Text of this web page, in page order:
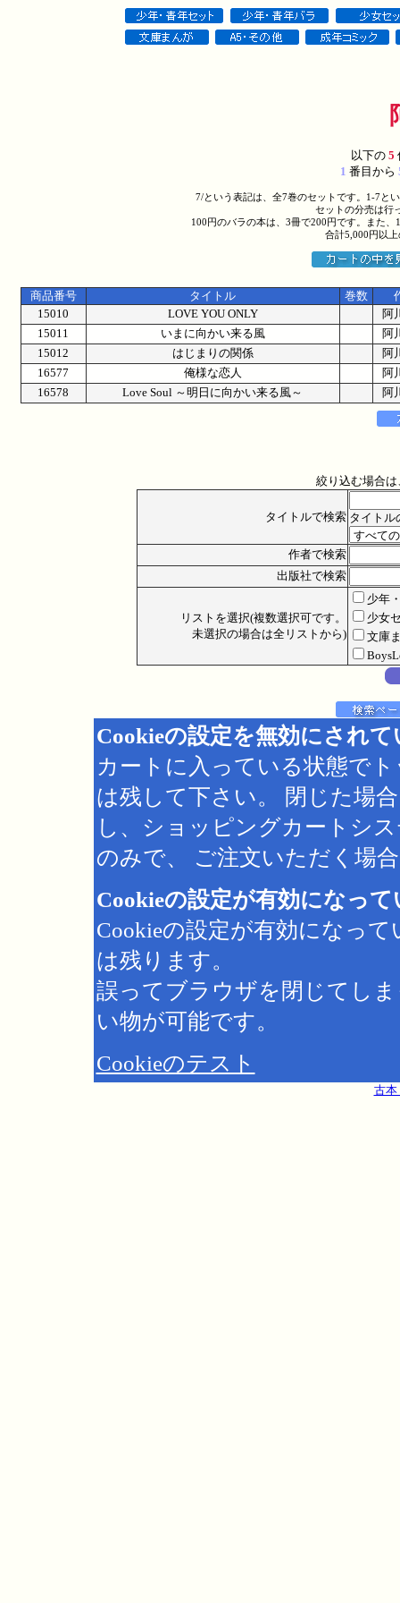
以下の5
1 番目から
7/という表記は、全7巻のセットです。1-7と
セットの分売は行
100円のバラの本は、3冊で200円です。また
合計5,000円以
商品番号 タイトル 巻数
15010
LOVE YOU ONLY
阿
15011
いまに向かい来る風
阿
15012
はじまりの関係
阿
16577
俺様な恋人
阿
16578
Love Soul ～明日に向かい来る風～ 阿
絞り込む場合
タイトルで検索 タイトル
作者で検索
出版社で検索
リストを選択(複数選択可です。
未選択の場合は全リストから)
少年
少女
文庫
Cookieの設定を無効にされ
カートに入っている状態で
は残して下さい。 閉じた場
し、ショッピングカートシ
のみで、 ご注文いただく場
Cookieの設定が有効になっ
Cookieの設定が有効になっ
は残ります。
誤ってブラウザを閉じてし
い物が可能です。
Cookieのテスト
古本